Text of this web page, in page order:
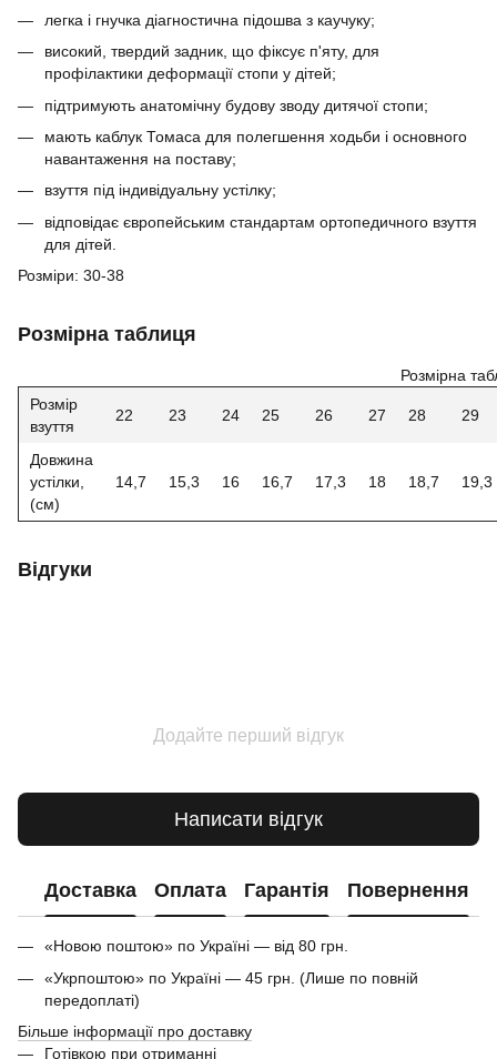
легка і гнучка діагностична підошва з каучуку;
високий, твердий задник, що фіксує п'яту, для
профілактики деформації стопи у дітей;
підтримують анатомічну будову зводу дитячої стопи;
мають каблук Томаса для полегшення ходьби і основного
навантаження на поставу;
взуття під індивідуальну устілку;
відповідає європейським стандартам ортопедичного взуття
для дітей.
Розміри: 30-38
Розмірна таблиця
Розмірна
Розмір
взуття
22 23 24 25 26 27 28 29
Довжина
устілки,
(см)
14,7 15,3 16 16,7 17,3 18 18,7 19,3
Відгуки
Додайте перший відгук
Написати відгук
Доставка Оплата Гарантія Повернення
«Новою поштою» по Україні — від 80 грн.
«Укрпоштою» по Україні — 45 грн. (Лише по повній
передоплаті)
Більше інформації про доставку
Готівкою при отриманні